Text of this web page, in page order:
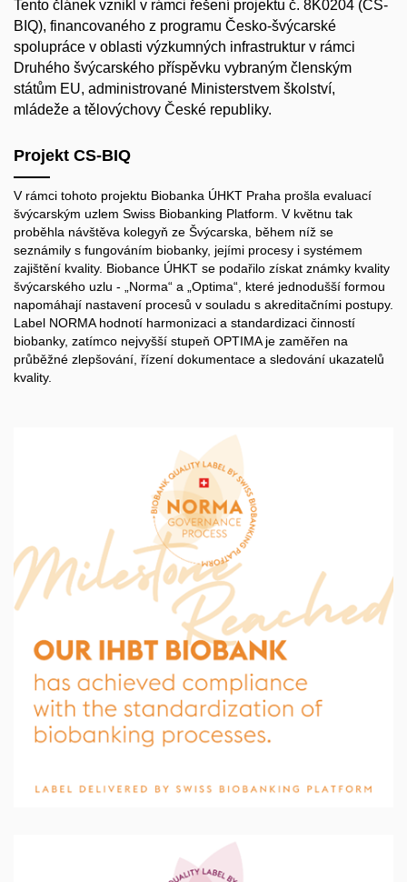
Tento článek vznikl v rámci řešení projektu č. 8K0204 (CS-
BIQ), financovaného z programu Česko-švýcarské
spolupráce v oblasti výzkumných infrastruktur v rámci
Druhého švýcarského příspěvku vybraným členským
státům EU, administrované Ministerstvem školství,
mládeže a tělovýchovy České republiky.
Projekt CS-BIQ
V rámci tohoto projektu Biobanka ÚHKT Praha prošla evaluací
švýcarským uzlem Swiss Biobanking Platform. V květnu tak
proběhla návštěva kolegyň ze Švýcarska, během níž se
seznámily s fungováním biobanky, jejími procesy i systémem
zajištění kvality. Biobance ÚHKT se podařilo získat známky kvality
švýcarského uzlu - „Norma“ a „Optima“, které jednodušší formou
napomáhají nastavení procesů v souladu s akreditačními postupy.
Label NORMA hodnotí harmonizaci a standardizaci činností
biobanky, zatímco nejvyšší stupeň OPTIMA je zaměřen na
průběžné zlepšování, řízení dokumentace a sledování ukazatelů
kvality.